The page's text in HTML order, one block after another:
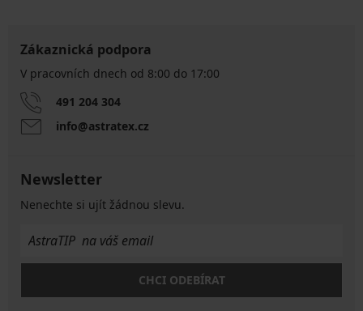
Zákaznická podpora
V pracovních dnech od 8:00 do 17:00
491 204 304
info@astratex.cz
Newsletter
Nenechte si ujít žádnou slevu.
CHCI ODEBÍRAT